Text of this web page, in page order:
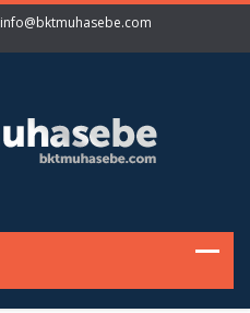
info@bktmuhasebe.com